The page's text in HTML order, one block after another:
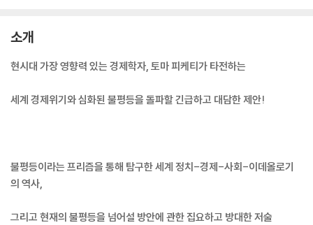
소개
현시대 가장 영향력 있는 경제학자, 토마 피케티가 타전하는
세계 경제위기와 심화된 불평등을 돌파할 긴급하고 대담한 제안!
불평등이라는 프리즘을 통해 탐구한 세계 정치-경제-사회-이데올로기
의 역사,
그리고 현재의 불평등을 넘어설 방안에 관한 집요하고 방대한 저술